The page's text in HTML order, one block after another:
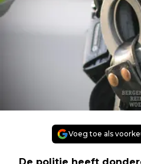
Voeg toe als